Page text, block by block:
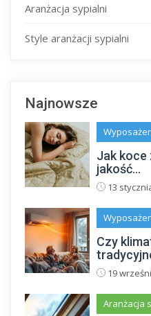
Aranżacja sypialni
Style aranżacji sypialni
Najnowsze
Jak koce
jakość...
13
Czy
19
Aranżacja